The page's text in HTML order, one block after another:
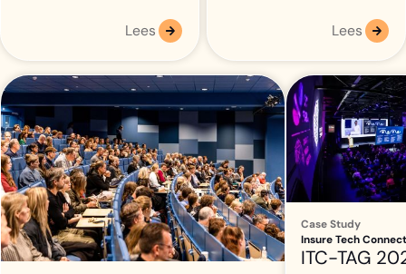
Lees Lees
Case Study
Insure Tech
ITC-TAG